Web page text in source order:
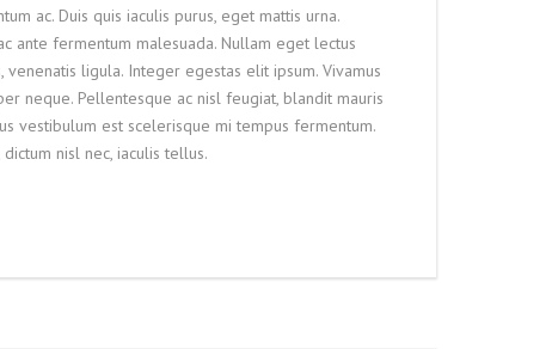
ac. Duis quis iaculis purus, eget mattis urna.
ante fermentum malesuada. Nullam eget lectus
venenatis ligula. Integer egestas elit ipsum. Vivamus
neque. Pellentesque ac nisl feugiat, blandit mauris
vestibulum est scelerisque mi tempus fermentum.
nisl nec, iaculis tellus.